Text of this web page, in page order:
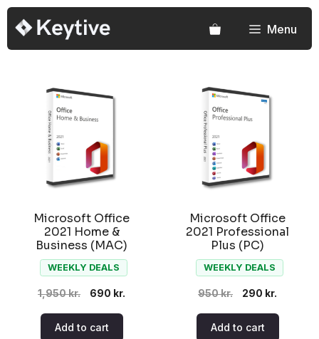
Hop
indhold
Menu
Microsoft Office
2021 Home &
Business (MAC)
WEEKLY DEALS
1,950kr.
Original
price
was:
690 kr.
Add to cart
Microsoft Office
2021 Professional
Plus (PC)
WEEKLY DEALS
950kr.
Original
price
was:
290 kr.
price
Add to cart